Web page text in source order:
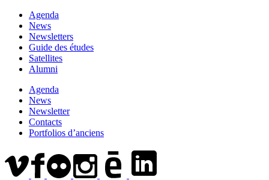
Agenda
News
Newsletters
Guide des études
Satellites
Alumni
Agenda
News
Newsletter
Contacts
Portfolios d’anciens